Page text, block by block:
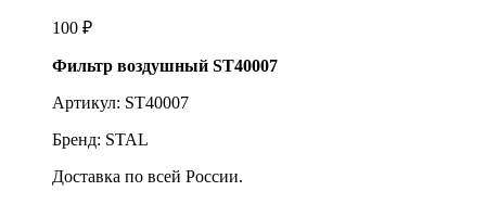
100 ₽
Фильтр воздушный ST40007
Артикул: ST40007
Бренд: STAL
Доставка по всей России.